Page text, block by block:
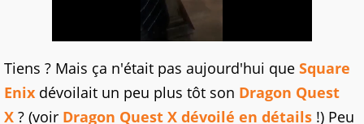
Tiens ? Mais ça n'était pas aujourd'hui que Square
Enix dévoilait un peu plus tôt son Dragon Quest
X ? (voir Dragon Quest X dévoilé en détails !) Peu